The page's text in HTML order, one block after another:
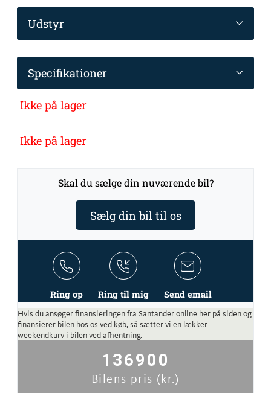
Udstyr
Specifikationer
Ikke på lager
Ikke på lager
Skal du sælge din nuværende bil?
Sælg din bil til os
Ring op Ring til mig Send email
Hvis du ansøger finansieringen fra Santander online her på siden og
finansierer bilen hos os ved køb, så sætter vi en lækker
weekendkurv i bilen ved afhentning.
136900
Bilens pris (kr.)